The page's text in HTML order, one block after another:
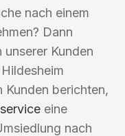
nach einem
Dann
Kunden
Kunden berichten,
eine
nach